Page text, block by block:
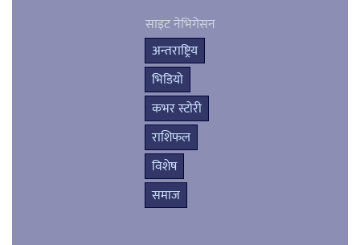
साइट नेभिगेसन
अन्तराष्ट्रिय
भिडियो
कभर स्टोरी
राशिफल
विशेष
समाज